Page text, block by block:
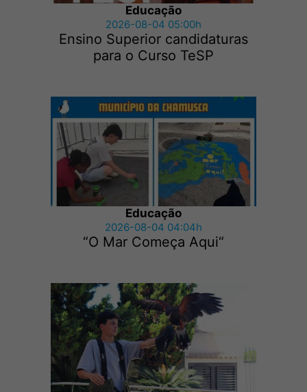
Educação
2026-08-04 05:00h
Ensino Superior candidaturas
para o Curso TeSP
Educação
2026-08-04 04:04h
“O Mar Começa Aqui“